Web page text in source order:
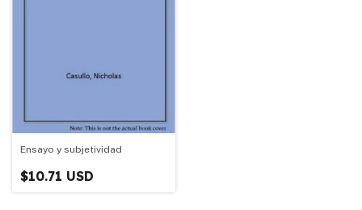
Ensayo y subjetividad
$10.71 USD